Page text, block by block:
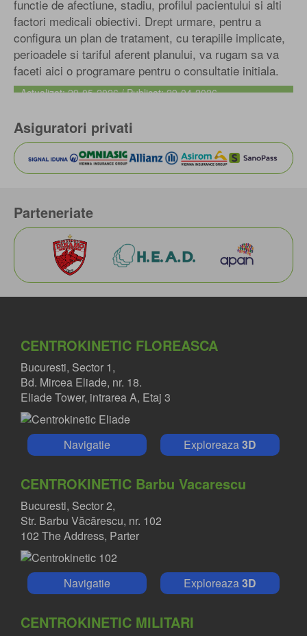
functie de afectiune, stadiu, profilul pacientului si alti
factori medicali obiectivi. Drept urmare, pentru a
configura un plan de tratament, cu terapiile implicate,
perioadele si tariful aferent planului, va rugam sa va
faceti aici o programare pentru o consultatie initiala.
Actualizat: 29-05-2026 / Publicat: 29-04-2026
Asiguratori privati
Parteneriate
CENTROKINETIC FLOREASCA
Bucuresti, Sector 1,
Bd. Mircea Eliade, nr. 18.
Eliade Tower, intrarea A, Etaj 3
Navigatie Exploreaza3D
CENTROKINETIC Barbu Vacarescu
Bucuresti, Sector 2,
Str. Barbu Văcărescu, nr. 102
102 The Address, Parter
Navigatie Exploreaza3D
CENTROKINETIC MILITARI